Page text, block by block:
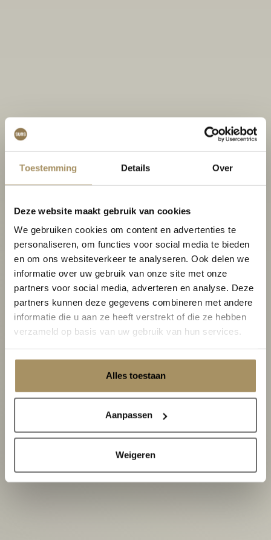
Toestemming Details Over
Deze website maakt gebruik van cookies
We gebruiken cookies om content en advertenties te
personaliseren, om functies voor social media te bieden
en om ons websiteverkeer te analyseren. Ook delen we
informatie over uw gebruik van onze site met onze
partners voor social media, adverteren en analyse. Deze
partners kunnen deze gegevens combineren met andere
informatie die u aan ze heeft verstrekt of die ze hebben
verzameld op basis van uw gebruik van hun services.
Alles toestaan
Aanpassen
Weigeren
Tische